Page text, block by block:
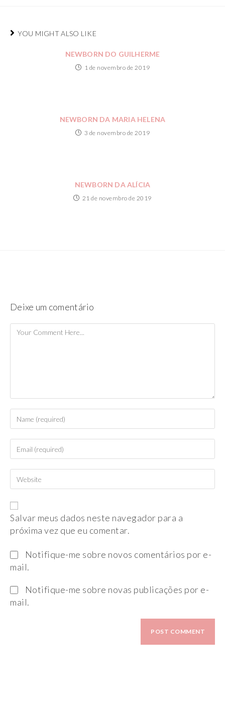
YOU MIGHT ALSO LIKE
NEWBORN DO GUILHERME
1 de novembro de 2019
NEWBORN DA MARIA HELENA
3 de novembro de 2019
NEWBORN DA ALÍCIA
21 de novembro de 2019
Deixe um comentário
Salvar meus dados neste navegador para a
próxima vez que eu comentar.
Notifique-me sobre novos comentários por e-
mail.
Notifique-me sobre novas publicações por e-
mail.